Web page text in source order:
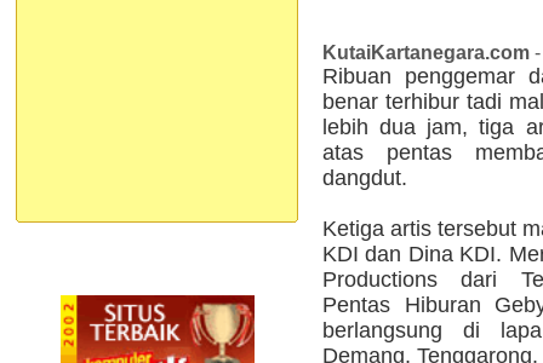
KutaiKartanegara.com
Ribuan penggemar
benar terhibur tadi
lebih dua jam, tiga
atas pentas
dangdut.
Ketiga artis tersebut
KDI dan Dina KDI.
Productions dari
Pentas Hiburan
berlangsung di
Demang, Tenggarong.